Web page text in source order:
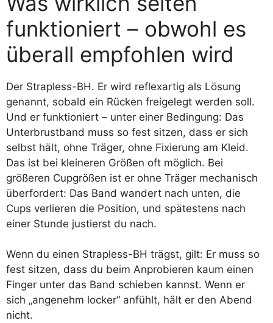
funktioniert – obwohl es
überall empfohlen wird
Der Strapless-BH. Er wird reflexartig als Lösung
genannt, sobald ein Rücken freigelegt werden soll.
Und er funktioniert – unter einer Bedingung: Das
Unterbrustband muss so fest sitzen, dass er sich
selbst hält, ohne Träger, ohne Fixierung am Kleid.
Das ist bei kleineren Größen oft möglich. Bei
größeren Cupgrößen ist er ohne Träger mechanisch
überfordert: Das Band wandert nach unten, die
Cups verlieren die Position, und spätestens nach
einer Stunde justierst du nach.
Wenn du einen Strapless-BH trägst, gilt: Er muss so
fest sitzen, dass du beim Anprobieren kaum einen
Finger unter das Band schieben kannst. Wenn er
sich „angenehm locker“ anfühlt, hält er den Abend
nicht.